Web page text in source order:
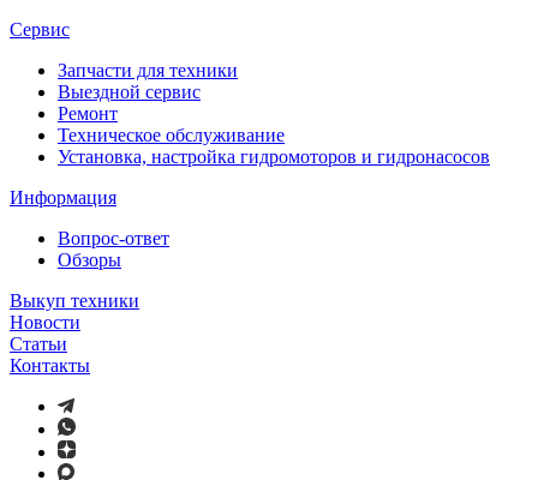
Сервис
Запчасти для техники
Выездной сервис
Ремонт
Техническое обслуживание
Установка, настройка гидромоторов и гидронасосов
Информация
Вопрос-ответ
Обзоры
Выкуп техники
Новости
Статьи
Контакты